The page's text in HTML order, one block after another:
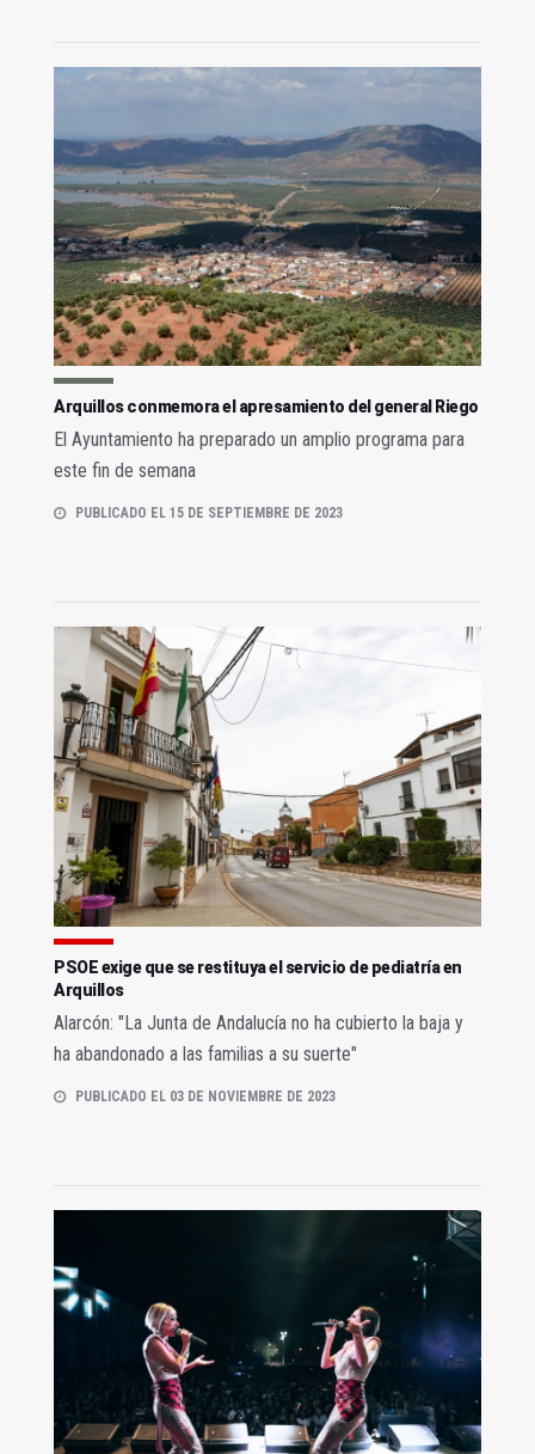
Arquillos conmemora el apresamiento del general Riego
El Ayuntamiento ha preparado un amplio programa para
este fin de semana
PUBLICADO EL 15 DE SEPTIEMBRE DE 2023
PSOE exige que se restituya el servicio de pediatría en
Arquillos
Alarcón: "La Junta de Andalucía no ha cubierto la baja y
ha abandonado a las familias a su suerte"
PUBLICADO EL 03 DE NOVIEMBRE DE 2023